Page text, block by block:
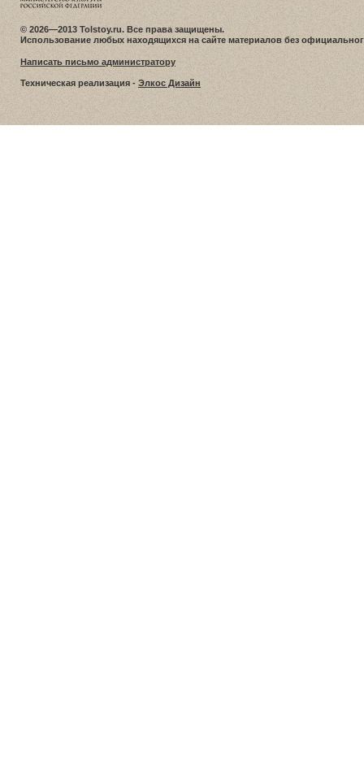
© 2026—2013 Tolstoy.ru. Все права защищены.
Использование любых находящихся на сайте материалов без
Написать письмо администратору
Техническая реализация - Элкос Дизайн